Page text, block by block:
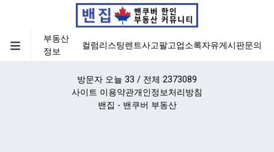
부동산
정보
컬럼리스팅렌트사고팔고업소록자유게시판문의
방문자 오늘 33 / 전체 2373089
사이트 이용약관개인정보처리방침
밴집 - 밴쿠버 부동산